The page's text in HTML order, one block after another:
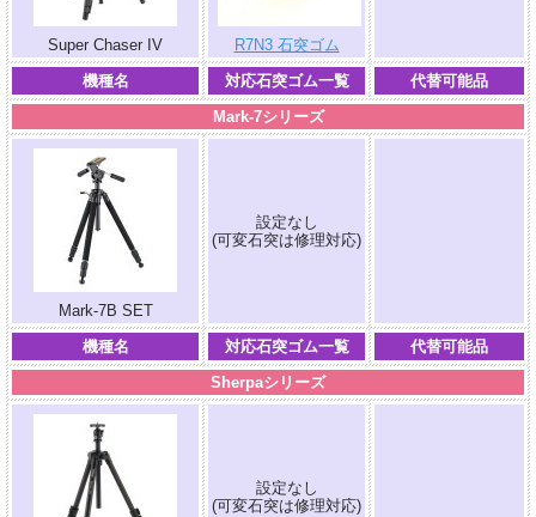
Super Chaser IV R7N3 石突ゴム
機種名 対応石突ゴム一覧
代替可能品
Mark-7シリーズ
Mark-7B SET
設定なし
(可変石突は修理対応)
機種名 対応石突ゴム一覧
代替可能品
Sherpaシリーズ
設定なし
(可変石突は修理対応)